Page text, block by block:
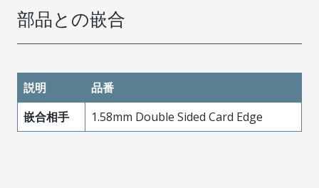
部品との嵌合
説明
品番
嵌合相手
1.58mm Double Sided Card Edge